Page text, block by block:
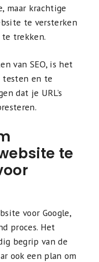
maar krachtige
te versterken
trekken.
van SEO, is het
testen en te
dat je URL’s
te
voor Google,
proces. Het
begrip van de
ook een plan om